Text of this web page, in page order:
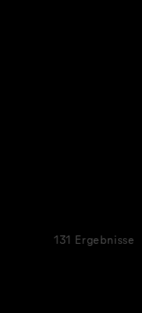
131 Ergebnisse